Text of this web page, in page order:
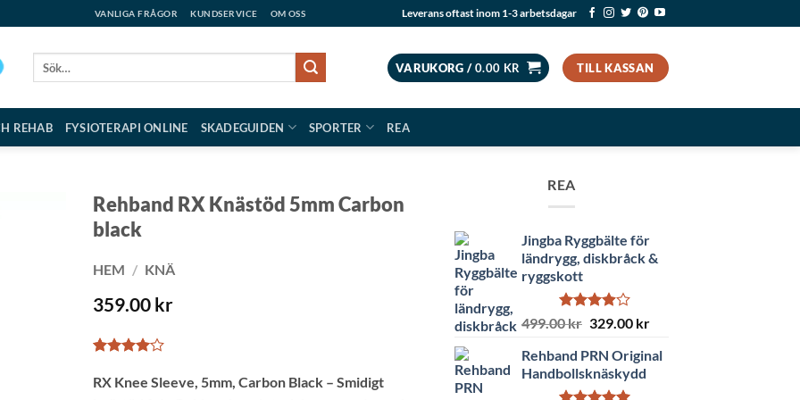
VANLIGA FRÅGOR KUNDSERVICE OM OSS Leverans oftast inom 1-3 arbetsdagar
VARUKORG /0.00 KR TILL KASSAN
REHAB FYSIOTERAPI ONLINE SKADEGUIDEN SPORTER REA
Rehband RX Knästöd 5mm Carbon
black
HEM / KNÄ
359.00 kr
4av 5
RX Knee Sleeve, 5mm, Carbon Black – Smidigt
REA
Jingba Ryggbälte för
ländrygg, diskbråck &
ryggskott
Betygsatt
499.00kr Det
priset
var:
499.00 kr.
329.00 krDet
priset
Rehband PRN Original
Handbollsknäskydd